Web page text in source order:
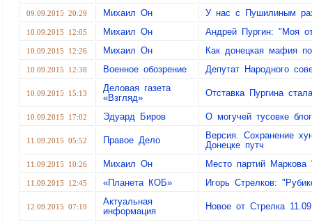
09.09.2015 20:29 Михаил Он У нас с Пушилиным
10.09.2015 12:05 Михаил Он Андрей Пургин: "Моя
10.09.2015 12:26 Михаил Он Как донецкая мафия
10.09.2015 12:38 Военное обозрение Депутат Народного
10.09.2015 15:13
Деловая газета
«Взгляд»
Отставка Пургина
10.09.2015 17:02 Эдуард Биров О могучей тусовке
11.09.2015 05:52 Правое Дело
Версия. Сохранение
Донецке путч
11.09.2015 10:26 Михаил Он Место партий
11.09.2015 12:45 «Планета КОБ» Игорь Стрелков:
12.09.2015 07:19
Актуальная
информация
Новое от Стрелка